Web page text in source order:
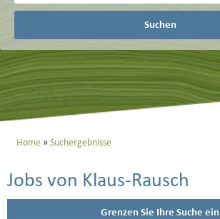
Suchen
Home Suchergebnisse
Jobs von Klaus-Rausch
Grenzen Sie Ihre Suche ein